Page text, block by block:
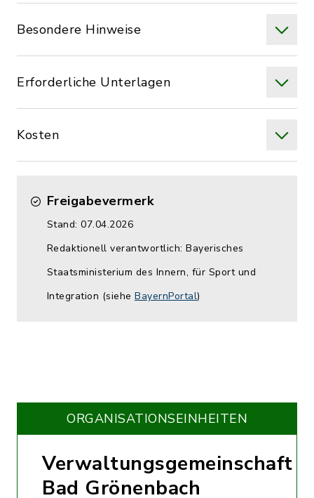
Besondere Hinweise
Erforderliche Unterlagen
Kosten
Freigabevermerk
Stand: 07.04.2026
Redaktionell verantwortlich: Bayerisches
Staatsministerium des Innern, für Sport und
Integration (siehe BayernPortal)
ORGANISATIONS­EINHEITEN
Verwaltungsgemeinschaft
Bad Grönenbach